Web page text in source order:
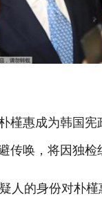
槿惠成为韩国
传唤，将因独
人的身份对朴